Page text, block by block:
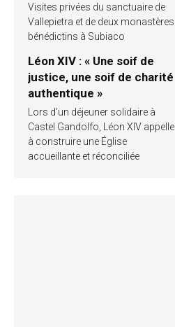
Visites privées du sanctuaire de
Vallepietra et de deux monastères
bénédictins à Subiaco
Léon XIV : « Une soif de
justice, une soif de charité
authentique »
Lors d’un déjeuner solidaire à
Castel Gandolfo, Léon XIV appelle
à construire une Église
accueillante et réconciliée